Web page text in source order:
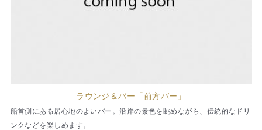
ラウンジ＆バー「前方バー」
船首側にある居心地のよいバー。沿岸の景色を眺めながら、伝統的なドリ
ンクなどを楽しめます。